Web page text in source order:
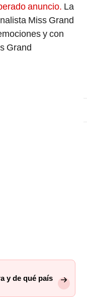
anuncio. La
Miss Grand
y con
Grand
y de qué país